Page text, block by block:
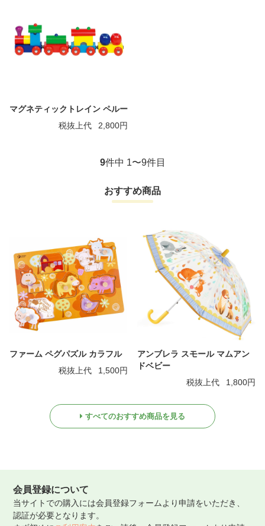
マグネティックトレイン ペルー
税抜上代
2,800円
9件中 1〜9件目
おすすめ商品
ファーム ペグパズル カラフル
税抜上代
1,500円
アンブレラ スモール マムアン
ドベビー
税抜上代
1,800円
すべてのおすすめ商品を見る
会員登録について
当サイトでの購入には会員登録フォームより申請をいただき、
認証が必要となります。